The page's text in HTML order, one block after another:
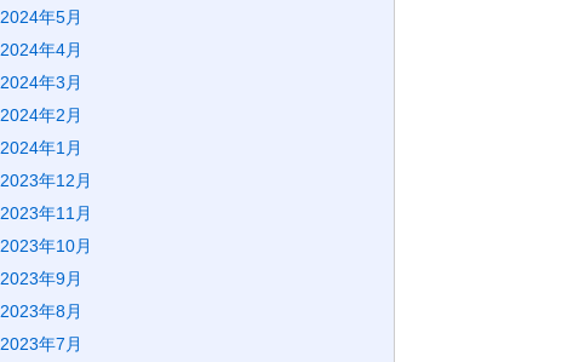
2024年5月
2024年4月
2024年3月
2024年2月
2024年1月
2023年12月
2023年11月
2023年10月
2023年9月
2023年8月
2023年7月